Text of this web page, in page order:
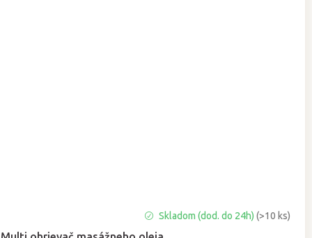
hodnotenie
Skladom (dod. do 24h)(>10 ks)